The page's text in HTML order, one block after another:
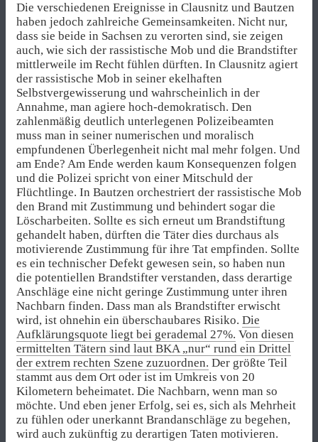
Die verschiedenen Ereignisse in Clausnitz und Bautzen
haben jedoch zahlreiche Gemeinsamkeiten. Nicht nur,
dass sie beide in Sachsen zu verorten sind, sie zeigen
auch, wie sich der rassistische Mob und die Brandstifter
mittlerweile im Recht fühlen dürften. In Clausnitz agiert
der rassistische Mob in seiner ekelhaften
Selbstvergewisserung und wahrscheinlich in der
Annahme, man agiere hoch-demokratisch. Den
zahlenmäßig deutlich unterlegenen Polizeibeamten
muss man in seiner numerischen und moralisch
empfundenen Überlegenheit nicht mal mehr folgen. Und
am Ende? Am Ende werden kaum Konsequenzen folgen
und die Polizei spricht von einer Mitschuld der
Flüchtlinge. In Bautzen orchestriert der rassistische Mob
den Brand mit Zustimmung und behindert sogar die
Löscharbeiten. Sollte es sich erneut um Brandstiftung
gehandelt haben, dürften die Täter dies durchaus als
motivierende Zustimmung für ihre Tat empfinden. Sollte
es ein technischer Defekt gewesen sein, so haben nun
die potentiellen Brandstifter verstanden, dass derartige
Anschläge eine nicht geringe Zustimmung unter ihren
Nachbarn finden. Dass man als Brandstifter erwischt
wird, ist ohnehin ein überschaubares Risiko. Die
Aufklärungsquote liegt bei gerademal 27%. Von diesen
ermittelten Tätern sind laut BKA „nur“ rund ein Drittel
der extrem rechten Szene zuzuordnen. Der größte Teil
stammt aus dem Ort oder ist im Umkreis von 20
Kilometern beheimatet. Die Nachbarn, wenn man so
möchte. Und eben jener Erfolg, sei es, sich als Mehrheit
zu fühlen oder unerkannt Brandanschläge zu begehen,
wird auch zukünftig zu derartigen Taten motivieren.